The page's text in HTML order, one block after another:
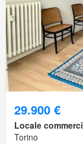
29.900 €
Locale
Torino